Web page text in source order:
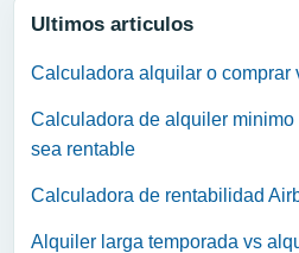
Ultimos articulos
Calculadora alquilar o comprar
Calculadora de alquiler
sea rentable
Calculadora de rentabilidad
Alquiler larga temporada vs